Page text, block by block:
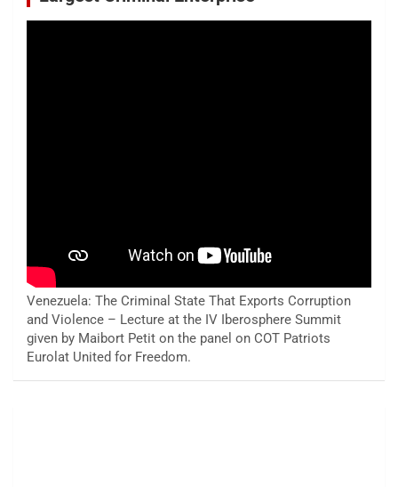
Venezuela: The Criminal State That Exports Corruption
and Violence – Lecture at the IV Iberosphere Summit
given by Maibort Petit on the panel on COT Patriots
Eurolat United for Freedom.